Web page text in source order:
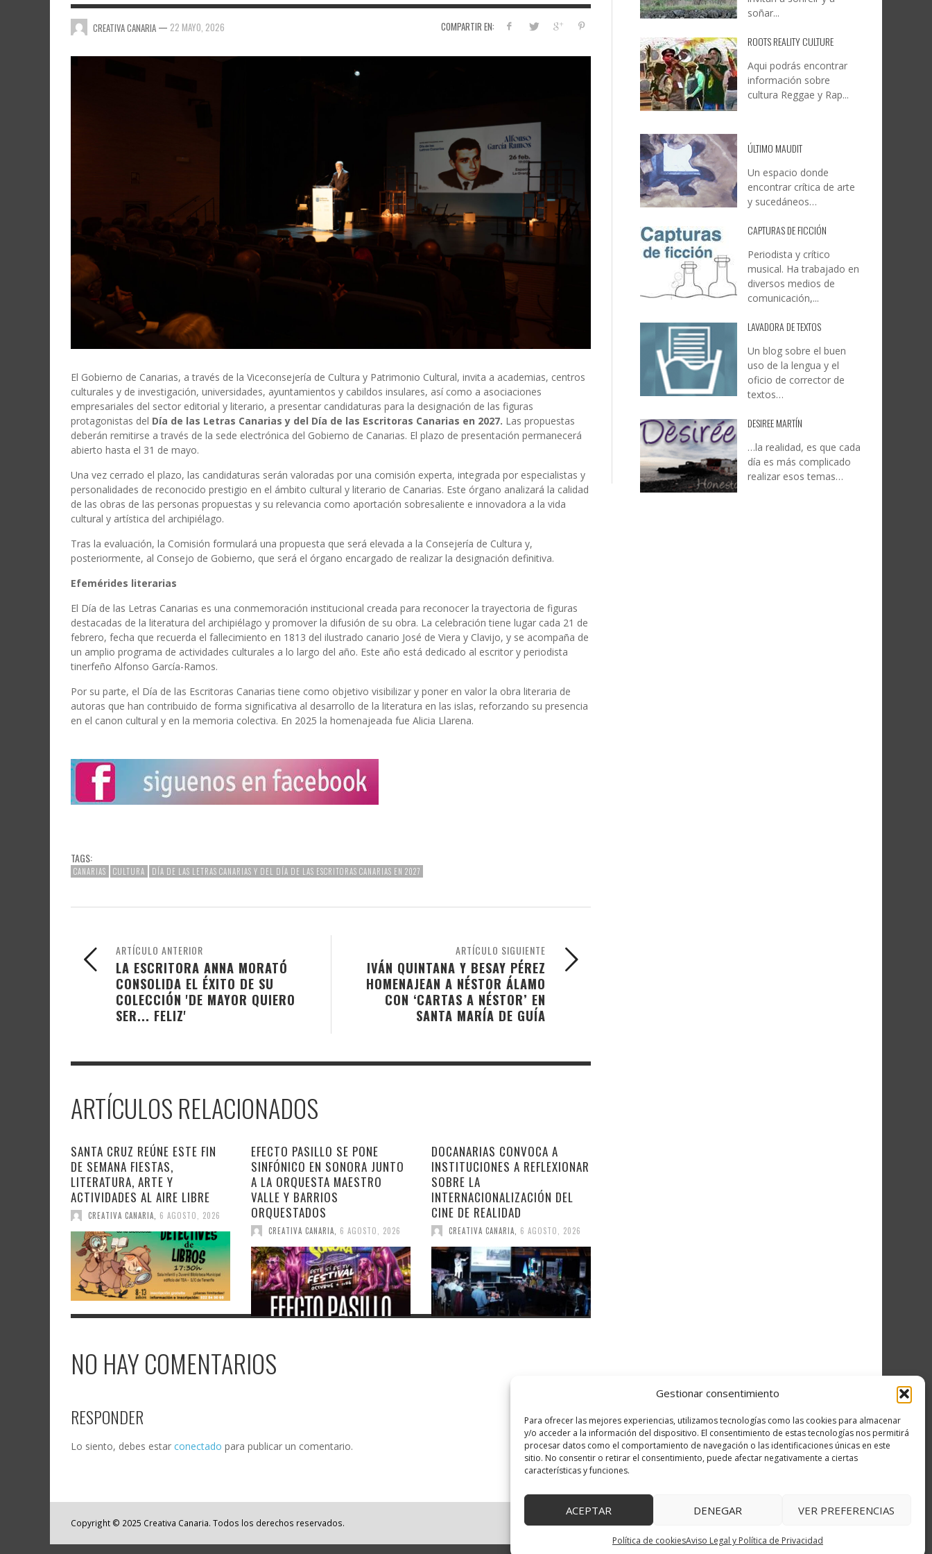
Gestionar consentimiento
Para ofrecer las mejores experiencias, utilizamos tecnologías como las cookies para almacenar
y/o acceder a la información del dispositivo. El consentimiento de estas tecnologías nos permitirá
procesar datos como el comportamiento de navegación o las identificaciones únicas en este
sitio. No consentir o retirar el consentimiento, puede afectar negativamente a ciertas
características y funciones.
ACEPTAR DENEGAR VER PREFERENCIAS
Política de cookiesAviso Legal y Política de Privacidad
COMPARTIR EN:
CREATIVA CANARIA — 22 MAYO, 2026
El Gobierno de Canarias, a través de la Viceconsejería de Cultura y Patrimonio Cultural, invita a academias, centros
culturales y de investigación, universidades, ayuntamientos y cabildos insulares, así como a asociaciones
empresariales del sector editorial y literario, a presentar candidaturas para la designación de las figuras
protagonistas del Día de las Letras Canarias y del Día de las Escritoras Canarias en 2027. Las propuestas
deberán remitirse a través de la sede electrónica del Gobierno de Canarias. El plazo de presentación permanecerá
abierto hasta el 31 de mayo.
Una vez cerrado el plazo, las candidaturas serán valoradas por una comisión experta, integrada por especialistas y
personalidades de reconocido prestigio en el ámbito cultural y literario de Canarias. Este órgano analizará la calidad
de las obras de las personas propuestas y su relevancia como aportación sobresaliente e innovadora a la vida
cultural y artística del archipiélago.
Tras la evaluación, la Comisión formulará una propuesta que será elevada a la Consejería de Cultura y,
posteriormente, al Consejo de Gobierno, que será el órgano encargado de realizar la designación definitiva.
Efemérides literarias
El Día de las Letras Canarias es una conmemoración institucional creada para reconocer la trayectoria de figuras
destacadas de la literatura del archipiélago y promover la difusión de su obra. La celebración tiene lugar cada 21 de
febrero, fecha que recuerda el fallecimiento en 1813 del ilustrado canario José de Viera y Clavijo, y se acompaña de
un amplio programa de actividades culturales a lo largo del año. Este año está dedicado al escritor y periodista
tinerfeño Alfonso García-Ramos.
Por su parte, el Día de las Escritoras Canarias tiene como objetivo visibilizar y poner en valor la obra literaria de
autoras que han contribuido de forma significativa al desarrollo de la literatura en las islas, reforzando su presencia
en el canon cultural y en la memoria colectiva. En 2025 la homenajeada fue Alicia Llarena.
TAGS:
CANARIAS CULTURA DÍA DE LAS LETRAS CANARIAS Y DEL DÍA DE LAS ESCRITORAS CANARIAS EN 2027
ARTÍCULO SIGUIENTE
IVÁN QUINTANA Y BESAY PÉREZ
HOMENAJEAN A NÉSTOR ÁLAMO
CON ‘CARTAS A NÉSTOR’ EN
SANTA MARÍA DE GUÍA
ARTÍCULO ANTERIOR
LA ESCRITORA ANNA MORATÓ
CONSOLIDA EL ÉXITO DE SU
COLECCIÓN 'DE MAYOR QUIERO
SER... FELIZ'
ARTÍCULOS RELACIONADOS
SANTA CRUZ REÚNE ESTE FIN
DE SEMANA FIESTAS,
LITERATURA, ARTE Y
ACTIVIDADES AL AIRE LIBRE
CREATIVA CANARIA 6 AGOSTO, 2026
EFECTO PASILLO SE PONE
SINFÓNICO EN SONORA JUNTO
A LA ORQUESTA MAESTRO
VALLE Y BARRIOS
ORQUESTADOS
CREATIVA CANARIA 6 AGOSTO, 2026
DOCANARIAS CONVOCA A
INSTITUCIONES A REFLEXIONAR
SOBRE LA
INTERNACIONALIZACIÓN DEL
CINE DE REALIDAD
CREATIVA CANARIA 6 AGOSTO, 2026
NO HAY COMENTARIOS
RESPONDER
Lo siento, debes estar conectado para publicar un comentario.
soñar...
ROOTS REALITY CULTURE
Aqui podrás encontrar
información sobre
cultura Reggae y Rap...
ÚLTIMO MAUDIT
Un espacio donde
encontrar crítica de arte
y sucedáneos…
CAPTURAS DE FICCIÓN
Periodista y crítico
musical. Ha trabajado en
diversos medios de
comunicación,...
LAVADORA DE TEXTOS
Un blog sobre el buen
uso de la lengua y el
oficio de corrector de
textos…
DESIREE MARTÍN
…la realidad, es que cada
día es más complicado
realizar esos temas…
Copyright © 2025 Creativa Canaria. Todos los derechos reservados.